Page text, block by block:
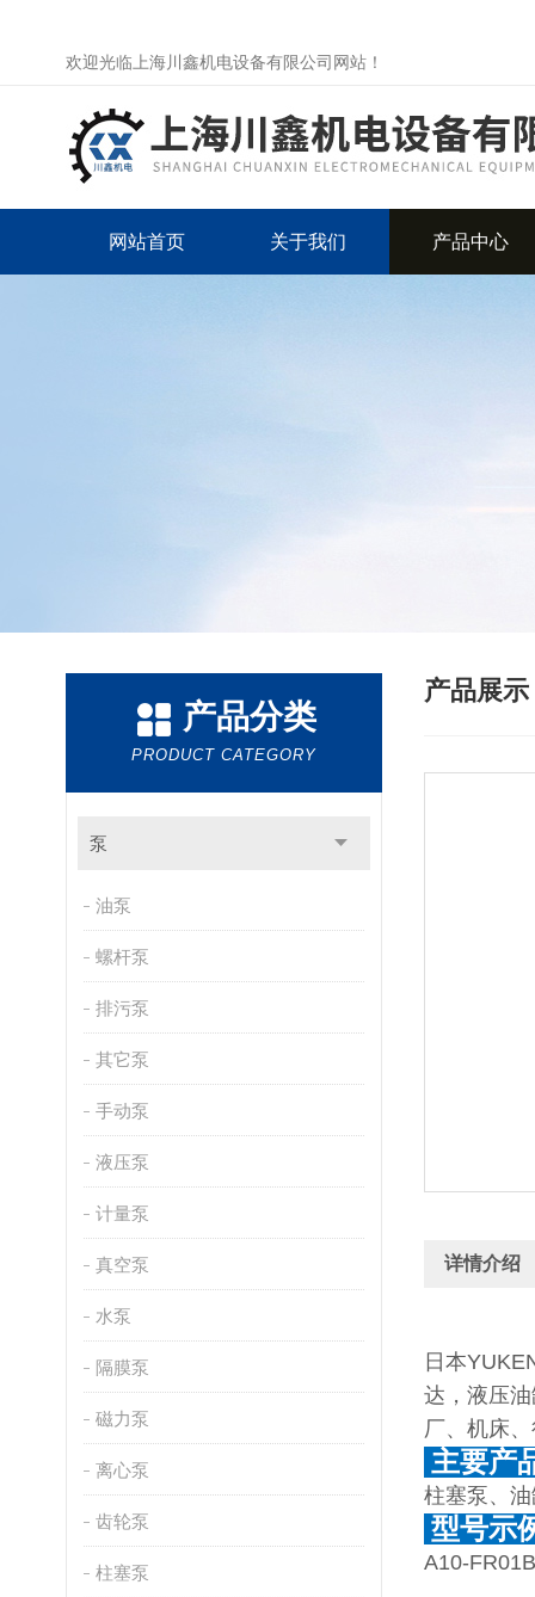
欢迎光临上海川鑫机电设备有限公司网站！
网站首页 关于我们 产品中心
产品分类
PRODUCT CATEGORY
泵
油泵
螺杆泵
排污泵
其它泵
手动泵
液压泵
计量泵
真空泵
水泵
隔膜泵
磁力泵
离心泵
齿轮泵
柱塞泵
产品展示
详情介绍
日本
达，液压
厂、机床
主要产
柱塞泵、
型号示
A10-